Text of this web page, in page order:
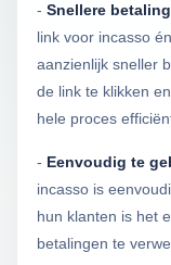
- Snellere
link voor incasso
aanzienlijk sneller
de link te klikken
hele proces
- Eenvoudig te
incasso is
hun klanten is het
betalingen te